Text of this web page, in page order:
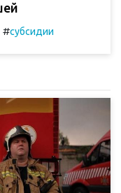
#субсидии